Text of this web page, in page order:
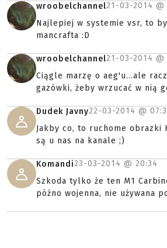
wroobelchannel21-03-2014 @
Najlepiej w systemie vsr, to
mancrafta :D
wroobelchannel21-03-2014 @
Ciągle marzę o aeg'u...ale
gazówki, żeby wrzucać w nią
Dudek Javny22-03-2014 @
Jakby co, to ruchome obrazki
są u nas na kanale ;)
Komandi23-03-2014 @ 20:34
Szkoda tylko że ten M1
późno wojenna, nie używana